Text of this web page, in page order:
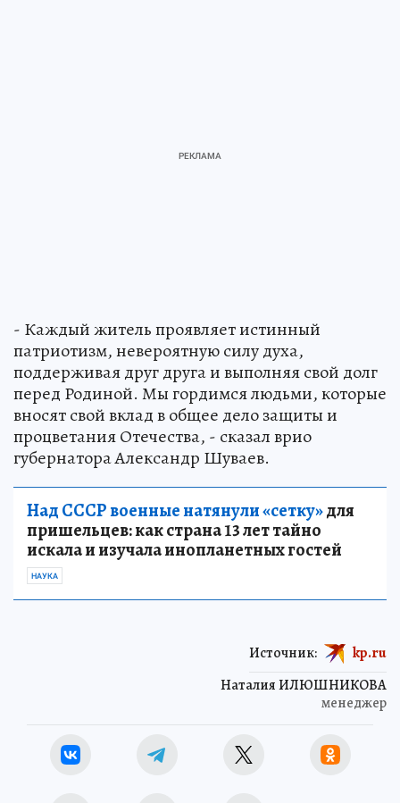
- Каждый житель проявляет истинный
патриотизм, невероятную силу духа,
поддерживая друг друга и выполняя свой долг
перед Родиной. Мы гордимся людьми, которые
вносят свой вклад в общее дело защиты и
процветания Отечества, - сказал врио
губернатора Александр Шуваев.
Над СССР военные натянули «сетку»для
пришельцев: как страна 13 лет тайно
искала и изучала инопланетных гостей
НАУКА
Наталия ИЛЮШНИКОВА
менеджер
Источник: kp.ru